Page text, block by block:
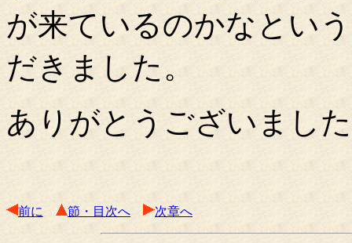
が来ているのかなとい
だきました。
ありがとうございまし
前に 節・目次へ 次章へ